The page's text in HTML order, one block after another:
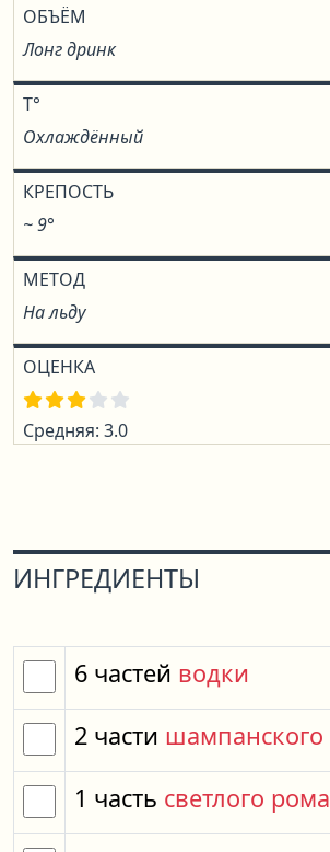
ОБЪЁМ
Лонг дринк
T°
Охлаждённый
КРЕПОСТЬ
~ 9°
МЕТОД
На льду
ОЦЕНКА
Средняя: 3.0
ИНГРЕДИЕНТЫ
6 частей водки
2 части шампанского
1 часть светлого рома